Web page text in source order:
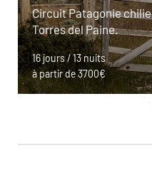
Circuit Patagonie
Torres del Paine.
16 jours / 13 nuits
à partir de 3700€